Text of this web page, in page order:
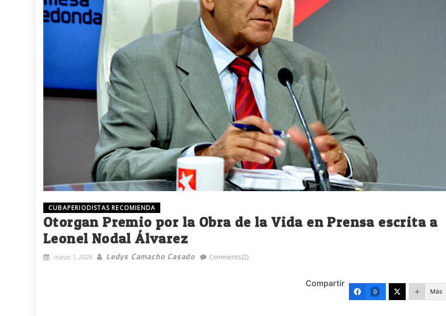
CUBAPERIODISTAS RECOMIENDA
Otorgan Premio por la Obra de la Vida en Prensa escrita a
Leonel Nodal Álvarez
marzo 1, 2026 Ledys Camacho Casado Comments(2)
Compartir
0 Más